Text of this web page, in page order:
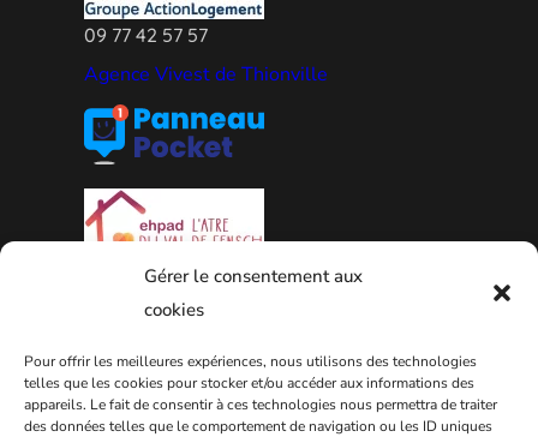
Gérer le consentement aux
cookies
Pour offrir les meilleures expériences, nous utilisons des technologies
telles que les cookies pour stocker et/ou accéder aux informations des
appareils. Le fait de consentir à ces technologies nous permettra de traiter
des données telles que le comportement de navigation ou les ID uniques
09 77 42 57 57
Agence Vivest de Thionville
PLAN DE LA VILLE